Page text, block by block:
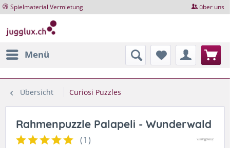
Spielmaterial Vermietung über uns
Menü
Übersicht Curiosi Puzzles
Rahmenpuzzle Palapeli - Wunderwald
(1)